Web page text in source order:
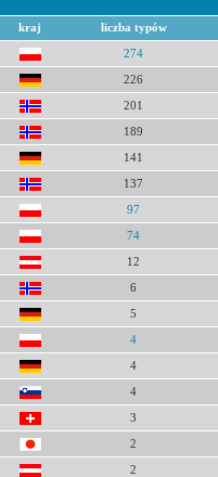
kraj liczba typów
274
226
201
189
141
137
97
74
12
6
5
4
4
4
3
2
2